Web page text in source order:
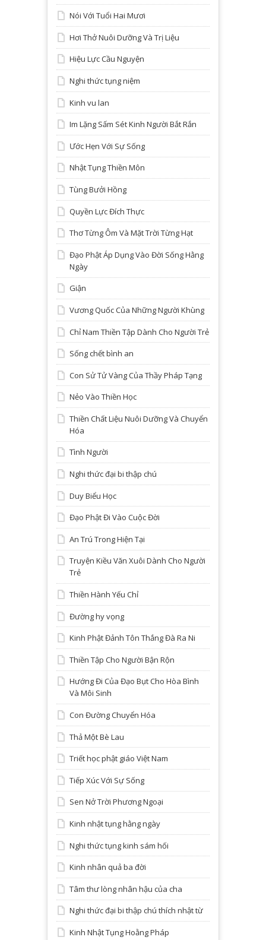
Nói Với Tuổi Hai Mươi
Hơi Thở Nuôi Dưỡng Và Trị Liệu
Hiệu Lực Cầu Nguyện
Nghi thức tụng niệm
Kinh vu lan
Im Lặng Sấm Sét Kinh Người Bắt Rắn
Ước Hẹn Với Sự Sống
Nhật Tụng Thiền Môn
Tùng Bưởi Hồng
Quyền Lực Đích Thực
Thơ Từng Ôm Và Mặt Trời Từng Hạt
Đạo Phật Áp Dụng Vào Đời Sống Hằng
Ngày
Giận
Vương Quốc Của Những Người Khùng
Chỉ Nam Thiền Tập Dành Cho Người Trẻ
Sống chết bình an
Con Sử Tử Vàng Của Thầy Pháp Tạng
Nẻo Vào Thiền Học
Thiền Chất Liệu Nuôi Dưỡng Và Chuyển
Hóa
Tình Người
Nghi thức đại bi thập chú
Duy Biểu Học
Đạo Phật Đi Vào Cuộc Đời
An Trú Trong Hiện Tại
Truyện Kiều Văn Xuôi Dành Cho Người
Trẻ
Thiền Hành Yếu Chỉ
Đường hy vọng
Kinh Phật Đảnh Tôn Thắng Đà Ra Ni
Thiền Tập Cho Người Bận Rộn
Hướng Đi Của Đạo Bụt Cho Hòa Bình
Và Môi Sinh
Con Đường Chuyển Hóa
Thả Một Bè Lau
Triết học phật giáo Việt Nam
Tiếp Xúc Với Sự Sống
Sen Nở Trời Phương Ngoại
Kinh nhật tụng hằng ngày
Nghi thức tụng kinh sám hối
Kinh nhân quả ba đời
Tâm thư lòng nhân hậu của cha
Nghi thức đại bi thập chú thích nhật từ
Kinh Nhật Tụng Hoằng Pháp